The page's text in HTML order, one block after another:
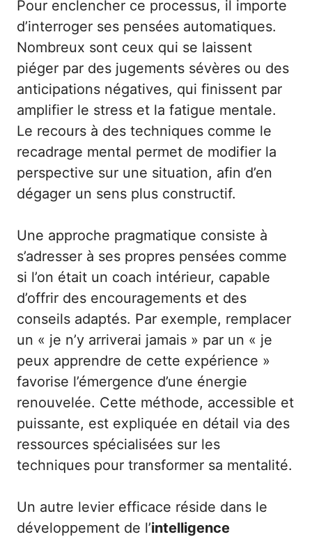
Pour enclencher ce processus, il importe
d’interroger ses pensées automatiques.
Nombreux sont ceux qui se laissent
piéger par des jugements sévères ou des
anticipations négatives, qui finissent par
amplifier le stress et la fatigue mentale.
Le recours à des techniques comme le
recadrage mental permet de modifier la
perspective sur une situation, afin d’en
dégager un sens plus constructif.
Une approche pragmatique consiste à
s’adresser à ses propres pensées comme
si l’on était un coach intérieur, capable
d’offrir des encouragements et des
conseils adaptés. Par exemple, remplacer
un « je n’y arriverai jamais » par un « je
peux apprendre de cette expérience »
favorise l’émergence d’une énergie
renouvelée. Cette méthode, accessible et
puissante, est expliquée en détail via des
ressources spécialisées sur les
techniques pour transformer sa mentalité.
Un autre levier efficace réside dans le
développement de l’intelligence